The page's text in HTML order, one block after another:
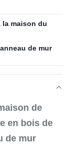
la maison du
de mur
de
en bois de
de mur